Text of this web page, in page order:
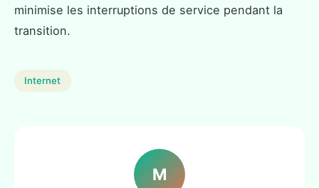
minimise les interruptions de service pendant la
transition.
Internet
M